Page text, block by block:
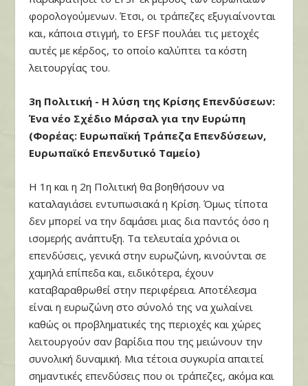
φορολογούμενων. Έτσι, οι τράπεζες εξυγιαίνονται
και, κάποια στιγμή, το EFSF πουλάει τις μετοχές
αυτές με κέρδος, το οποίο καλύπτει τα κόστη
λειτουργίας του.
3η Πολιτική - Η λύση της Κρίσης Επενδύσεων:
Ένα νέο Σχέδιο Μάρσαλ για την Ευρώπη
(Φορέας: Ευρωπαϊκή Τράπεζα Επενδύσεων,
Ευρωπαϊκό Επενδυτικό Ταμείο)
Η 1η και η 2η Πολιτική θα βοηθήσουν να
καταλαγιάσει εντυπωσιακά η Κρίση. Όμως τίποτα
δεν μπορεί να την δαμάσει μιας δια παντός όσο η
ισομερής ανάπτυξη. Τα τελευταία χρόνια οι
επενδύσεις, γενικά στην ευρωζώνη, κινούνται σε
χαμηλά επίπεδα και, ειδικότερα, έχουν
καταβαραθρωθεί στην περιφέρεια. Αποτέλεσμα
είναι η ευρωζώνη στο σύνολό της να χωλαίνει
καθώς οι προβληματικές της περιοχές και χώρες
λειτουργούν σαν βαρίδια που της μειώνουν την
συνολική δυναμική. Μια τέτοια συγκυρία απαιτεί
σημαντικές επενδύσεις που οι τράπεζες, ακόμα και